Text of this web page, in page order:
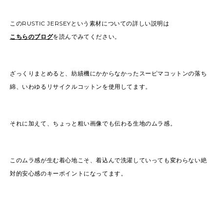
このRUSTIC JERSEYという素材についての詳しい説明は
こちらのブログを読んでみてください。
ざっくりまとめると、紡績機にかからなかったスーピマコットンの落ち
綿、いわゆるリサイクルコットンを使用してます。
それに加えて、ちょっと粗い画像でも伝わる生地のムラ感。
このムラ感が生む着心地こそ、着込んで洗濯していっても変わらない絶
対的安心感のキーポイントになってます。